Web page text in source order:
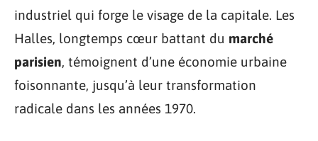
industriel qui forge le visage de la capitale. Les
Halles, longtemps cœur battant du marché
parisien, témoignent d’une économie urbaine
foisonnante, jusqu’à leur transformation
radicale dans les années 1970.